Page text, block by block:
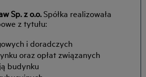
Sp. z o.o.Spółka realizowała
z tytułu:
i doradczych
oraz opłat związanych
budynku